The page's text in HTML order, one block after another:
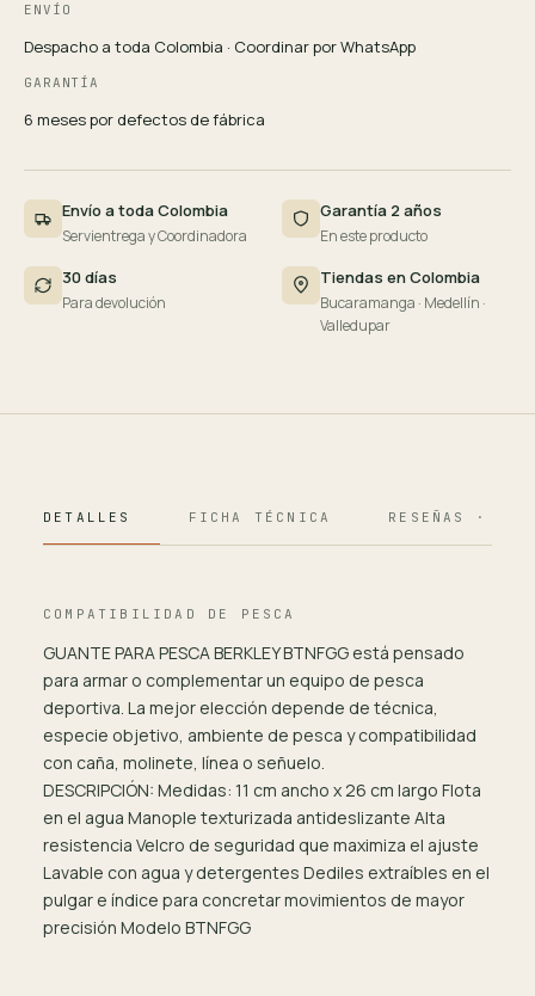
ENVÍO
Despacho a toda Colombia · Coordinar por WhatsApp
GARANTÍA
6 meses por defectos de fábrica
Envío a toda Colombia
Servientrega y Coordinadora
Garantía 2 años
En este producto
30 días
Para devolución
Tiendas en Colombia
Bucaramanga · Medellín ·
Valledupar
DETALLES FICHA TÉCNICA RESEÑAS · 124
COMPATIBILIDAD DE PESCA
GUANTE PARA PESCA BERKLEY BTNFGG está pensado
para armar o complementar un equipo de pesca
deportiva. La mejor elección depende de técnica,
especie objetivo, ambiente de pesca y compatibilidad
con caña, molinete, línea o señuelo.
DESCRIPCIÓN: Medidas: 11 cm ancho x 26 cm largo Flota
en el agua Manople texturizada antideslizante Alta
resistencia Velcro de seguridad que maximiza el ajuste
Lavable con agua y detergentes Dediles extraíbles en el
pulgar e índice para concretar movimientos de mayor
precisión Modelo BTNFGG